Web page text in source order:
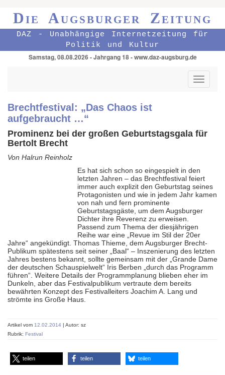
Die Augsburger Zeitung
DAZ - Unabhängige Internetzeitung für
Politik und Kultur
Samstag, 08.08.2026 - Jahrgang 18 - www.daz-augsburg.de
Toggle
Brechtfestival: „Das Chaos ist
aufgebraucht …“
Prominenz bei der großen Geburtstagsgala für
Bertolt Brecht
Von Halrun Reinholz
Es hat sich schon so eingespielt in den
letzten Jahren – das Brechtfestival feiert
immer auch explizit den Geburtstag seines
Protagonisten und wie in jedem Jahr kamen
von nah und fern prominente
Geburtstagsgäste, um dem Augsburger
Dichter ihre Reverenz zu erweisen.
Passend zum Thema der diesjährigen
Reihe war eine „Revue im Stil der 20er
Jahre“ angekündigt. Thomas Thieme, dem Augsburger Brecht-
Publikum spätestens seit seiner „Baal“ – Inszenierung des letzten
Jahres bestens bekannt, sollte gemeinsam mit der „Grande Dame
der deutschen Schauspielwelt“ Iris Berben „durch das Programm
führen“. Weitere Details der Programmplanung blieben eher im
Dunkeln, aber das Festivalpublikum vertraute dem bereits
bewährten Konzept des Festivalleiters Joachim A. Lang und
strömte ins Große Haus.
Artikel vom 12.02.2014 | Autor: sz
Rubrik: Festival
teilen teilen teilen